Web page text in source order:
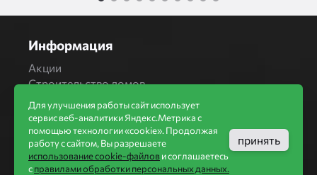
1 2 3 4 5 6 7 8 9 10
Информация
Акции
Строительство домов
Новости
Статьи
Производители
Бренды
Bonolit
Для улучшения работы сайт использует
сервис веб-аналитики Яндекс.Метрика с
помощью технологии «cookie». Продолжая
работу с сайтом, Вы разрешаете
использование cookie-файлови соглашаетесь
справилами обработки персональных данных.
принять